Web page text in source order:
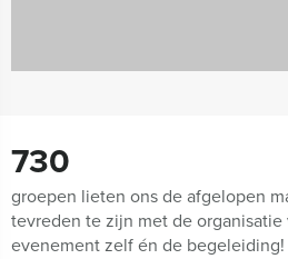
730
groepen lieten ons de afgelopen
tevreden te zijn met de
evenement zelf én de begeleiding!